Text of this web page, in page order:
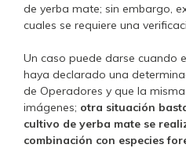
de yerba mate; sin embargo,
cuales se requiere una
Un caso puede darse cuando
haya declarado una
de Operadores y que la
imágenes; otra situación
cultivo de yerba mate se
combinación con especies